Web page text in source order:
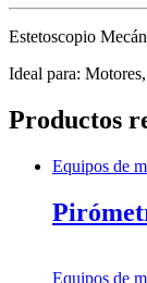
Estetoscopio
Ideal para:
Productos
Equipos de
Equipos de